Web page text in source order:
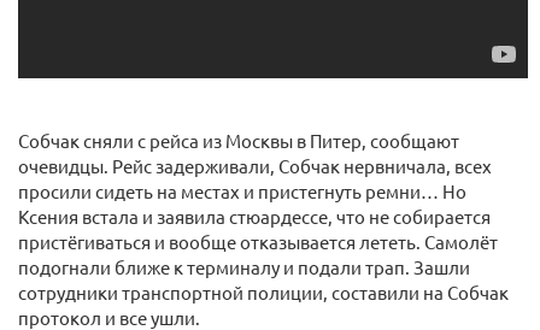
Собчак сняли с рейса из Москвы в Питер, сообщают
очевидцы. Рейс задерживали, Собчак нервничала, всех
просили сидеть на местах и пристегнуть ремни… Но
Ксения встала и заявила стюардессе, что не собирается
пристёгиваться и вообще отказывается лететь. Самолёт
подогнали ближе к терминалу и подали трап. Зашли
сотрудники транспортной полиции, составили на Собчак
протокол и все ушли.